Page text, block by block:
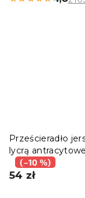
Prześcieradło
lycrą
200 cm
(–10 %)
54 zł